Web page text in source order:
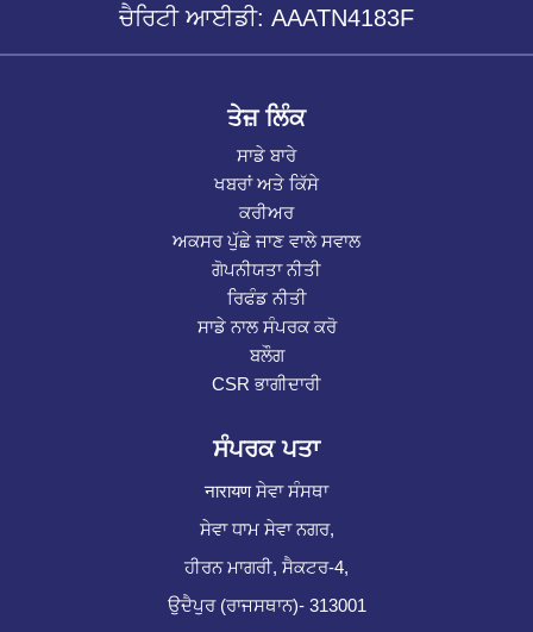
ਚੈਰਿਟੀ ਆਈਡੀ: AAATN4183F
ਤੇਜ਼ ਲਿੰਕ
ਸਾਡੇ ਬਾਰੇ
ਖਬਰਾਂ ਅਤੇ ਕਿੱਸੇ
ਕਰੀਅਰ
ਅਕਸਰ ਪੁੱਛੇ ਜਾਣ ਵਾਲੇ ਸਵਾਲ
ਗੋਪਨੀਯਤਾ ਨੀਤੀ
ਰਿਫੰਡ ਨੀਤੀ
ਸਾਡੇ ਨਾਲ ਸੰਪਰਕ ਕਰੋ
ਬਲੌਗ
CSR ਭਾਗੀਦਾਰੀ
ਸੰਪਰਕ ਪਤਾ
नारायण ਸੇਵਾ ਸੰਸਥਾ
ਸੇਵਾ ਧਾਮ ਸੇਵਾ ਨਗਰ,
ਹੀਰਨ ਮਾਗਰੀ, ਸੈਕਟਰ-4,
ਉਦੈਪੁਰ (ਰਾਜਸਥਾਨ)- 313001